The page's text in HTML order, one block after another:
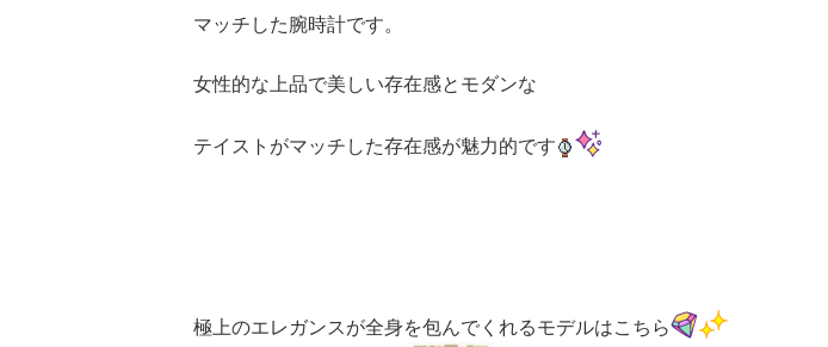
マッチした腕時計です。
女性的な上品で美しい存在感とモダンな
テイストがマッチした存在感が魅力的です
極上のエレガンスが全身を包んでくれるモデルはこちら